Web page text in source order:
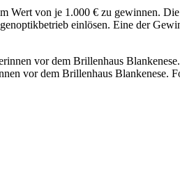
Wert von je 1.000 € zu gewinnen.
einlösen. Eine der
vor dem Brillenhaus Blankenese.